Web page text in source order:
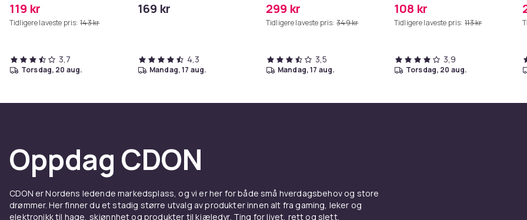
119 kr
Tidligere laveste pris: 143 kr
3,7
torsdag, 20 aug.
169 kr
4,3
mandag, 17 aug.
299 kr
Tidligere laveste pris: 349 kr
3,5
mandag, 17 aug.
108 kr
Tidligere laveste pris: 113 kr
3,9
torsdag, 20 aug.
Oppdag CDON
CDON er Nordens ledende markedsplass, og vi er her for både små hverdagsbehov og store
drømmer. Her finner du et stadig større utvalg av produkter innen alt fra gaming, leker og
elektronikk til hage, skjønnhet og produkter til kjæledyr. Ting for livet, rett og slett.